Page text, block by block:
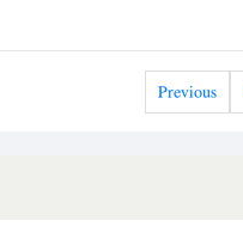
Previous